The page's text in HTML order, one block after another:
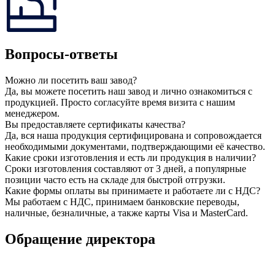
Вопросы-ответы
Можно ли посетить ваш завод?
Да, вы можете посетить наш завод и лично ознакомиться с
продукцией. Просто согласуйте время визита с нашим
менеджером.
Вы предоставляете сертификаты качества?
Да, вся наша продукция сертифицирована и сопровождается
необходимыми документами, подтверждающими её качество.
Какие сроки изготовления и есть ли продукция в наличии?
Сроки изготовления составляют от 3 дней, а популярные
позиции часто есть на складе для быстрой отгрузки.
Какие формы оплаты вы принимаете и работаете ли с НДС?
Мы работаем с НДС, принимаем банковские переводы,
наличные, безналичные, а также карты Visa и MasterCard.
Обращение директора